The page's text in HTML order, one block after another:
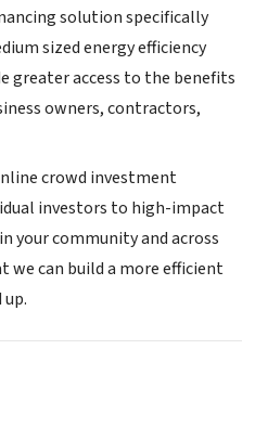
solution specifically
sized energy efficiency
greater access to the benefits
owners, contractors,
crowd investment
investors to high-impact
your community and across
we can build a more efficient